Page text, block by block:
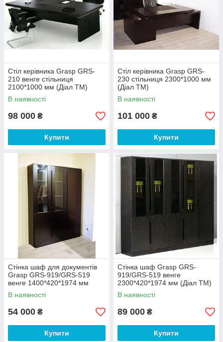
Стіл керівника Grasp GRS-
210 венге стільниця
2100*1000 мм (Діал ТМ)
В наявності
98 000 ₴
Купити
Стіл керівника Grasp GRS-
230 стільниця 2300*1000 мм
(Діал ТМ)
В наявності
101 000 ₴
Купити
Стінка шаф для документів
Grasp GRS-919/GRS-519
венге 1400*420*1974 мм
(Діал ТМ)
В наявності
54 000 ₴
Купити
Стінка шаф Grasp GRS-
919/GRS-519 венге
2300*420*1974 мм (Діал ТМ)
В наявності
89 000 ₴
Купити